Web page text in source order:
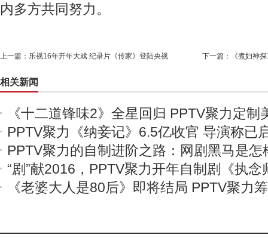
内多方共同努力。
上一篇： 乐视16年开年大戏 纪录片《传家》登陆央视 下一篇： 《煮妇神
相关新闻
《十二道锋味2》全星回归 PPTV聚力定制
PPTV聚力《纳妾记》6.5亿收官 导演称已
PPTV聚力的自制进阶之路：网剧黑马是怎
“剧”献2016，PPTV聚力开年自制剧《执念
《老婆大人是80后》即将结局 PPTV聚力